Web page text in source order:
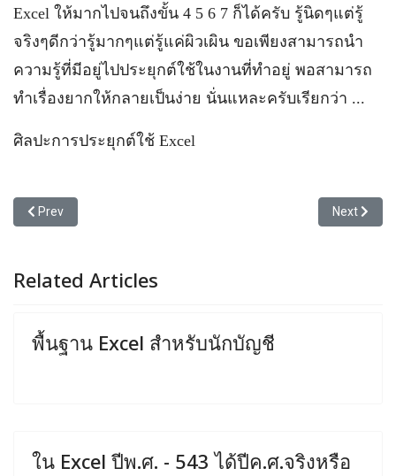
Excel ให้มากไปจนถึงขั้น 4 5 6 7 ก็ได้ครับ รู้นิดๆแต่รู้
จริงๆดีกว่ารู้มากๆแต่รู้แค่ผิวเผิน ขอเพียงสามารถนำ
ความรู้ที่มีอยู่ไปประยุกต์ใช้ในงานที่ทำอยู่ พอสามารถ
ทำเรื่องยากให้กลายเป็นง่าย นั่นแหละครับเรียกว่า ...
ศิลปะการประยุกต์ใช้ Excel
Previous article: วิธีสร้างคำอธิบายในงบการเงิน
Prev Next
Next
Related Articles
พื้นฐาน Excel สำหรับนักบัญชี
ใน Excel ปีพ.ศ. - 543 ได้ปีค.ศ.จริงหรือ